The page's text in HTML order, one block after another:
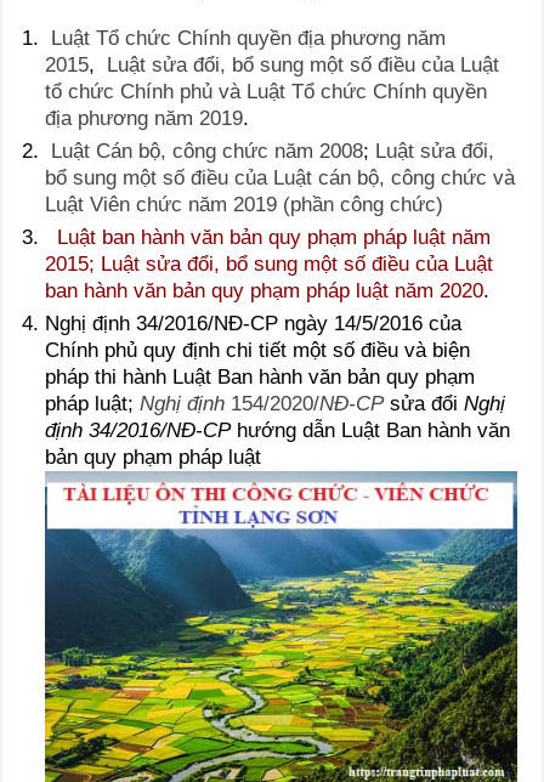
Luật Tổ chức Chính quyền địa phương năm
2015,
Luật sửa đổi, bổ sung một số điều của Luật
tổ chức Chính phủ và Luật Tổ chức Chính quyền
địa phương năm 2019.
Luật Cán bộ, công chức năm 2008; Luật sửa đổi,
bổ sung một số điều của Luật cán bộ, công chức và
Luật Viên chức năm 2019 (phần công chức)
Luật ban hành văn bản quy phạm pháp luật năm
2015; Luật sửa đổi, bổ sung một số điều của Luật
ban hành văn bản quy phạm pháp luật năm 2020.
Nghị định 34/2016/NĐ-CP ngày 14/5/2016 của
Chính phủ quy định chi tiết một số điều và biện
pháp thi hành Luật Ban hành văn bản quy phạm
pháp luật;Nghị định 154/2020/NĐ-CPsửa đổiNghị
định 34/2016/NĐ-CPhướng dẫn Luật Ban hành văn
bản quy phạm pháp luật